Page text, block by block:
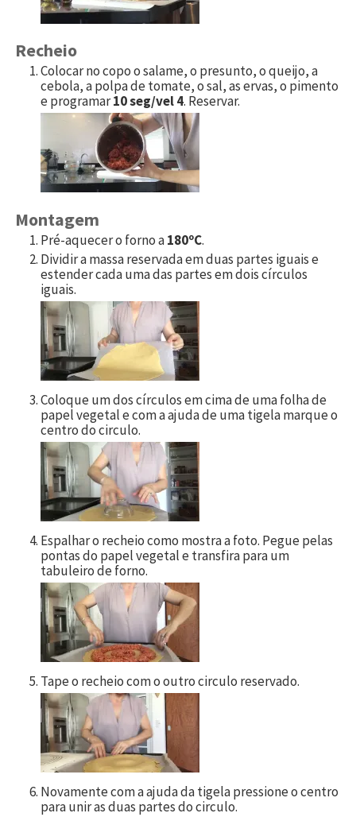
Recheio
Colocar no copo o salame, o presunto, o queijo, a
cebola, a polpa de tomate, o sal, as ervas, o pimento
e programar10 seg/vel 4. Reservar.
Montagem
Pré-aquecer o forno a180ºC.
Dividir a massa reservada em duas partes iguais e
estender cada uma das partes em dois círculos
iguais.
Coloque um dos círculos em cima de uma folha de
papel vegetal e com a ajuda de uma tigela marque o
centro do circulo.
Espalhar o recheio como mostra a foto. Pegue pelas
pontas do papel vegetal e transfira para um
tabuleiro de forno.
Tape o recheio com o outro circulo reservado.
Novamente com a ajuda da tigela pressione o centro
para unir as duas partes do circulo.